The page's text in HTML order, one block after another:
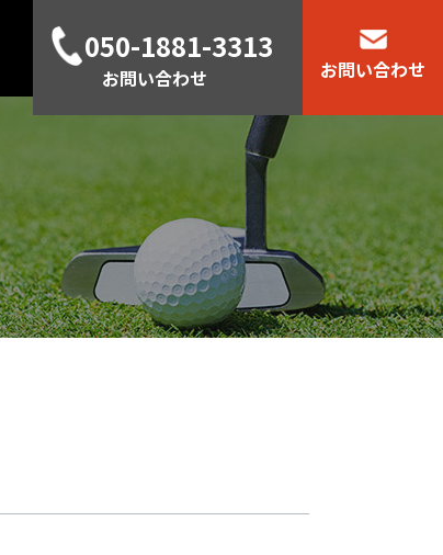
050-1881-3313
お問い合わせ お問い合わせ